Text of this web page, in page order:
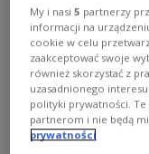
Zobacz więcej na
narciarstwo klasyczne
My i nasi5 partnerzy
informacji na
cookie w celu
zaakceptować swoje
również skorzystać z
uzasadnionego
polityki prywatności. Te
partnerom i nie będą
prywatności